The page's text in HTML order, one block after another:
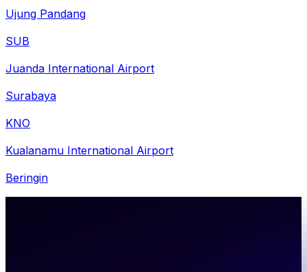
Ujung Pandang
SUB
Juanda International Airport
Surabaya
KNO
Kualanamu International Airport
Beringin